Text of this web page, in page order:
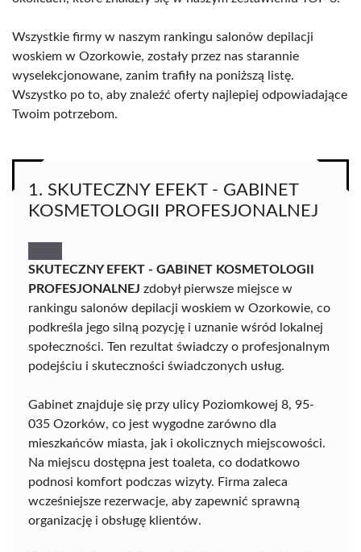
Wszystkie firmy w naszym rankingu salonów depilacji
woskiem w Ozorkowie, zostały przez nas starannie
wyselekcjonowane, zanim trafiły na poniższą listę.
Wszystko po to, aby znaleźć oferty najlepiej odpowiadające
Twoim potrzebom.
1. SKUTECZNY EFEKT - GABINET
KOSMETOLOGII PROFESJONALNEJ
SKUTECZNY EFEKT - GABINET KOSMETOLOGII
PROFESJONALNEJ zdobył pierwsze miejsce w
rankingu salonów depilacji woskiem w Ozorkowie, co
podkreśla jego silną pozycję i uznanie wśród lokalnej
społeczności. Ten rezultat świadczy o profesjonalnym
podejściu i skuteczności świadczonych usług.
Gabinet znajduje się przy ulicy Poziomkowej 8, 95-
035 Ozorków, co jest wygodne zarówno dla
mieszkańców miasta, jak i okolicznych miejscowości.
Na miejscu dostępna jest toaleta, co dodatkowo
podnosi komfort podczas wizyty. Firma zaleca
wcześniejsze rezerwacje, aby zapewnić sprawną
organizację i obsługę klientów.